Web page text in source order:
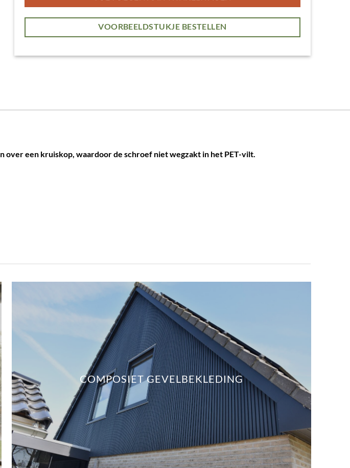
VOORBEELDSTUKJE BESTELLEN
over een kruiskop, waardoor de schroef niet wegzakt in het PET-vilt.
COMPOSIET GEVELBEKLEDING